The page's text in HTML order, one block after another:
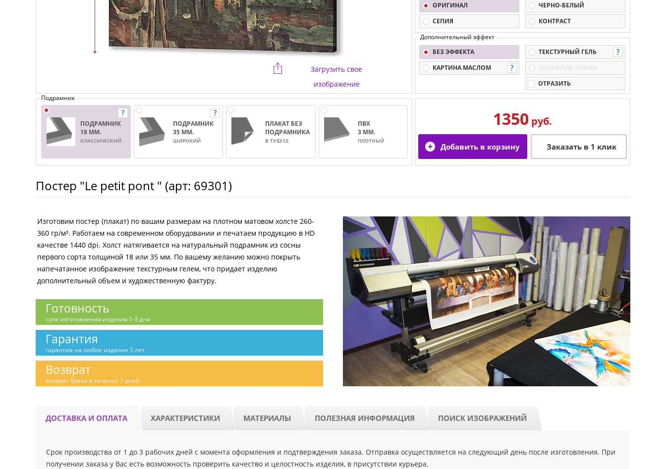
Загрузить свое
изображение
Подрамник
ПОДРАМНИК
18 ММ.
КЛАССИЧЕСКИЙ
ПОДРАМНИК
35 ММ.
ШИРОКИЙ
ПЛАКАТ БЕЗ
ПОДРАМНИКА
В ТУБУСЕ
ПВХ
3 ММ.
ПЛОТНЫЙ
ОРИГИНАЛ
ЧЕРНО-БЕЛЫЙ
СЕПИЯ
КОНТРАСТ
Дополнительный эффект
БЕЗ ЭФФЕКТА
ТЕКСТУРНЫЙ ГЕЛЬ
КАРТИНА МАСЛОМ
ОТРАЗИТЬ
1350 руб.
Постер "Le petit pont " (арт: 69301)
Изготовим постер (плакат) по вашим размерам на плотном матовом холсте 260-
360 гр/м³. Работаем на современном оборудовании и печатаем продукцию в HD
качестве 1440 dpi. Холст натягивается на натуральный подрамник из сосны
первого сорта толщиной 18 или 35 мм. По вашему желанию можно покрыть
напечатанное изображение текстурным гелем, что придает изделию
дополнительный объем и художественную фактуру.
Готовность
срок изготовления изделия 1-3 дня
Гарантия
гарантия на любое изделие 5 лет
Возврат
возврат брака в течение 7 дней
ДОСТАВКА И ОПЛАТА ХАРАКТЕРИСТИКИ МАТЕРИАЛЫ ПОЛЕЗНАЯ ИНФОРМАЦИЯ ПОИСК ИЗОБРАЖЕНИЙ
Срок производства от 1 до 3 рабочих дней с момента оформления и подтверждения заказа. Отправка осуществляется на следующий день после изготовления. При
получении заказа у Вас есть возможность проверить качество и целостность изделия, в присутствии курьера.